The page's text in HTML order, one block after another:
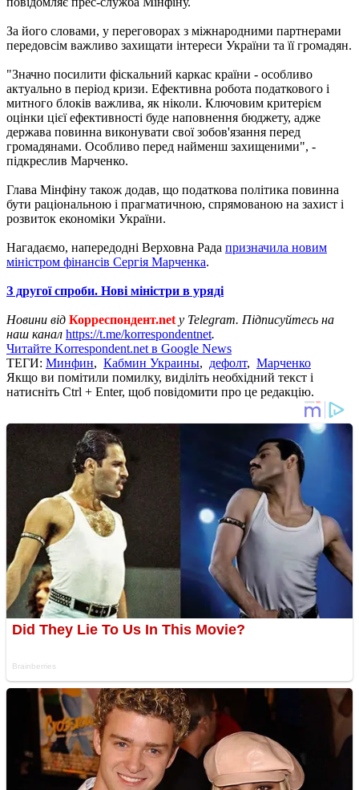
За його словами, у переговорах з міжнародними партнерами
передовсім важливо захищати інтереси України та її громадян.
"Значно посилити фіскальний каркас країни - особливо
актуально в період кризи. Ефективна робота податкового і
митного блоків важлива, як ніколи. Ключовим критерієм
оцінки цієї ефективності буде наповнення бюджету, адже
держава повинна виконувати свої зобов'язання перед
громадянами. Особливо перед найменш захищеними", -
підкреслив Марченко.
Глава Мінфіну також додав, що податкова політика повинна
бути раціональною і прагматичною, спрямованою на захист і
розвиток економіки України.
Нагадаємо, напередодні Верховна Рада призначила новим
міністром фінансів Сергія Марченка.
З другої спроби. Нові міністри в уряді
Новини від Корреспондент.net у Telegram. Підписуйтесь на
наш канал https://t.me/korrespondentnet.
Читайте Korrespondent.net в Google News
ТЕГИ: Минфин, Кабмин Украины, дефолт, Марченко
Якщо ви помітили помилку, виділіть необхідний текст і
натисніть Ctrl + Enter, щоб повідомити про це редакцію.